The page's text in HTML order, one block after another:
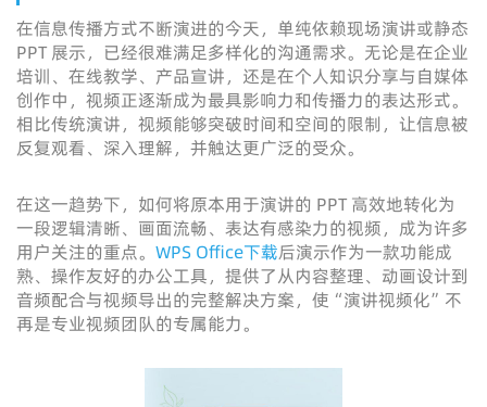
在信息传播方式不断演进的今天，单纯依赖现场演讲或静态
PPT 展示，已经很难满足多样化的沟通需求。无论是在企业
培训、在线教学、产品宣讲，还是在个人知识分享与自媒体
创作中，视频正逐渐成为最具影响力和传播力的表达形式。
相比传统演讲，视频能够突破时间和空间的限制，让信息被
反复观看、深入理解，并触达更广泛的受众。
在这一趋势下，如何将原本用于演讲的 PPT 高效地转化为
一段逻辑清晰、画面流畅、表达有感染力的视频，成为许多
用户关注的重点。 WPS Office下载后演示作为一款功能成
熟、操作友好的办公工具，提供了从内容整理、动画设计到
音频配合与视频导出的完整解决方案，使“演讲视频化”不
再是专业视频团队的专属能力。